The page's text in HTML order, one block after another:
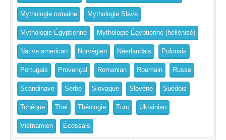
Mythologie romaine Mythologie Slave
Mythologie Égyptienne Mythologie Égyptienne (hellénisé)
Native american Norvégien Néerlandais Polonais
Portugais Provençal Romanian Roumain Russe
Scandinave Serbe Slovaque Slovène Suédois
Tchèque Thai Théologie Turc Ukrainian
Vietnamien Écossais